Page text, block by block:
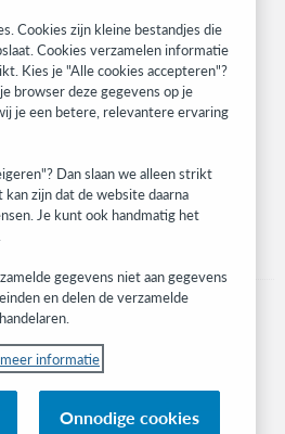
research, events, and much more—
Cookies zijn kleine bestandjes die
Cookies verzamelen informatie
Kies je "Alle cookies accepteren"?
browser deze gegevens op je
je een betere, relevantere ervaring
Dan slaan we alleen strikt
zijn dat de website daarna
Je kunt ook handmatig het
gegevens niet aan gegevens
en delen de verzamelde
informatie
Onnodige cookies